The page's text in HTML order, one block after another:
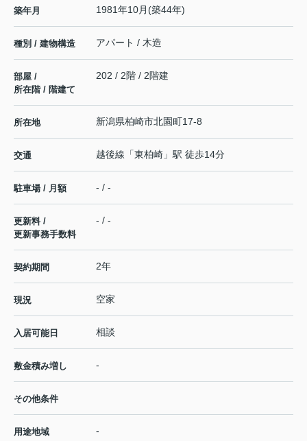
築年月 1981年10月(築44年)
種別 / 建物構造 アパート / 木造
部屋 /
所在階 / 階建て
202 / 2階 / 2階建
所在地 新潟県柏崎市北園町17-8
交通 越後線 「東柏崎 」駅 徒歩14分
駐車場 / 月額 - / -
更新料 /
更新事務手数料
- / -
契約期間 2年
現況 空家
入居可能日 相談
敷金積み増し -
その他条件
用途地域 -